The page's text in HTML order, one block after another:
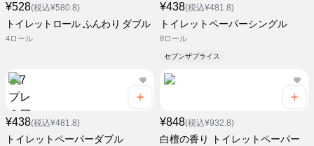
¥528(税込¥580.8)
トイレットロール ふんわり ダブル
4ロール
¥438(税込¥481.8)
トイレットペーパーシングル
8ロール
セブンザプライス
¥438(税込¥481.8)
トイレットペーパーダブル
¥848(税込¥932.8)
白檀の香り トイレットペーパー